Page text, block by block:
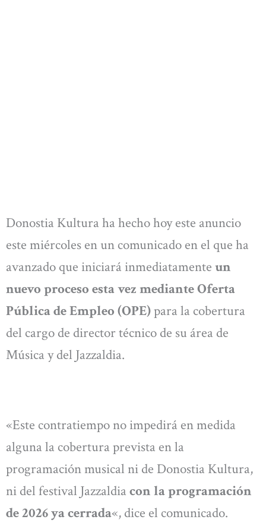
Donostia Kultura ha hecho hoy este anuncio
este miércoles en un comunicado en el que ha
avanzado que iniciará inmediatamente un
nuevo proceso esta vez mediante Oferta
Pública de Empleo (OPE)para la cobertura
del cargo de director técnico de su área de
Música y del Jazzaldia.
«Este contratiempo no impedirá en medida
alguna la cobertura prevista en la
programación musical ni de Donostia Kultura,
ni del festival Jazzaldia con la programación
de 2026 ya cerrada«, dice el comunicado.